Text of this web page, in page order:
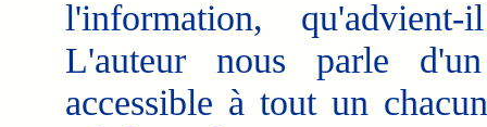
l'information,
L'auteur nous parle
accessible à tout un